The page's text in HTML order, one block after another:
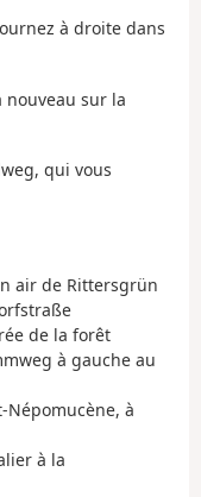
à droite dans
nouveau sur la
qui vous
air de Rittersgrün
de la forêt
à gauche au
Népomucène, à
à la